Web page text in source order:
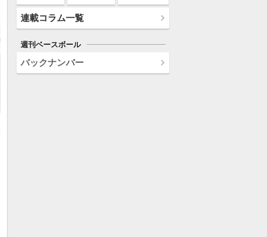
連載コラム一覧
週刊ベースボール
バックナンバー